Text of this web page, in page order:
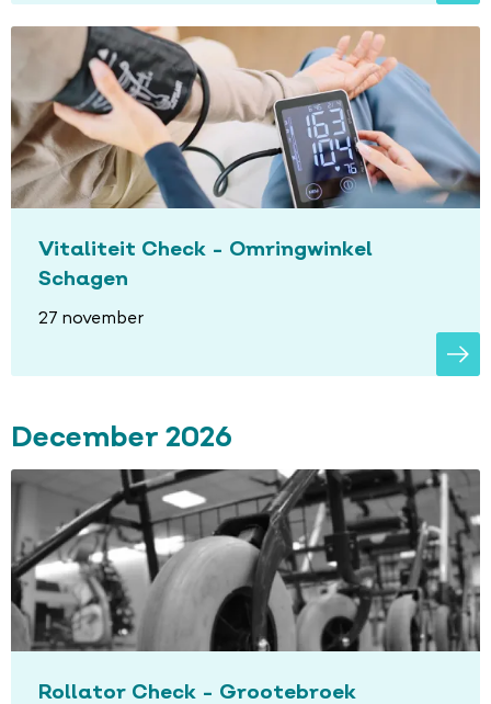
Vitaliteit Check - Omringwinkel
Schagen
27 november
December 2026
Rollator Check - Grootebroek